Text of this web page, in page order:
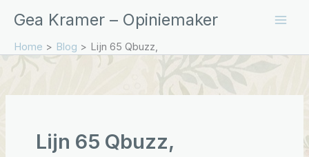
naar
inhoud
Gea Kramer – Opiniemaker
Home Blog Lijn 65 Qbuzz,
Lijn 65 Qbuzz,